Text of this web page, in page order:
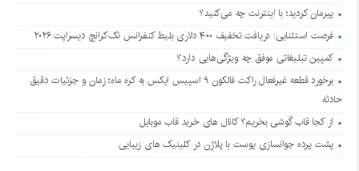
پیرمان کردید؛ با اینترنت چه می‌کنید؟
فرصت استثنایی: دریافت تخفیف ۴۰۰ دلاری بلیط کنفرانس تک‌کرانچ دیسراپت ۲۰۲۶
کمپین تبلیغاتی موفق چه ویژگی‌هایی دارد؟
برخورد قطعه غیرفعال راکت فالکون ۹ اسپیس ایکس به کره ماه؛ زمان و جزئیات دقیق
حادثه
از کجا قاب گوشی بخریم؟ کانال های خرید قاب موبایل
پشت پرده جوانسازی پوست با پلاژن در کلینیک های زیبایی